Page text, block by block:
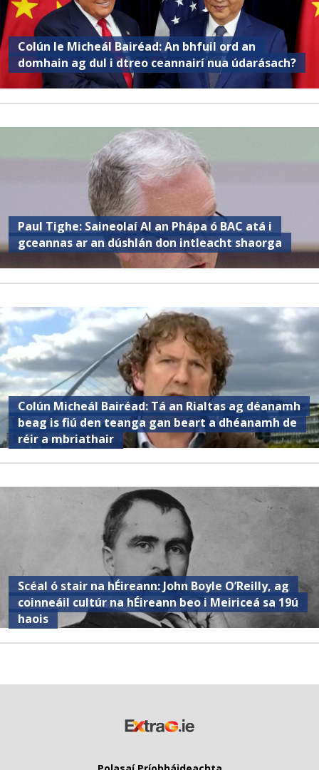
Colún le Micheál Bairéad: An bhfuil ord an
domhain ag dul i dtreo ceannairí nua údarásach?
Paul Tighe: Saineolaí AI an Phápa ó BAC atá i
gceannas ar an dúshlán don intleacht shaorga
Colún Micheál Bairéad: Tá an Rialtas ag déanamh
beag is fiú den teanga gan beart a dhéanamh de
réir a mbriathair
Scéal ó stair na hÉireann: John Boyle O’Reilly, ag
coinneáil cultúr na hÉireann beo i Meiriceá sa 19ú
haois